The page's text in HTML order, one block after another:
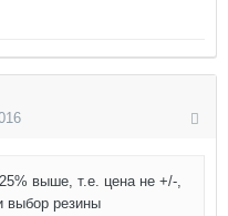
выше, т.е. цена не +/-,
выбор резины